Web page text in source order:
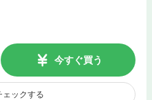
今すぐ買う
ェックする